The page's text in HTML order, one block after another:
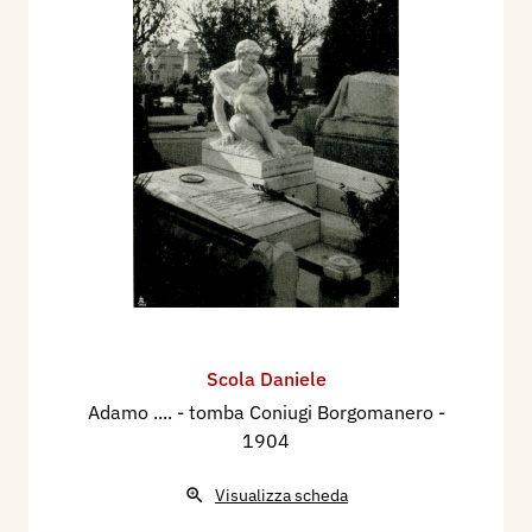
nel 1904 la statua in marmo di Carrara “Adamo -
sol per mia colpa qui la morte impera”, per la
tomba Coniugi Borgomanero. Nel 1906 esegue il
monumento dedicato al defunto Luigi Brusotti,
industriale della lavorazione del vetro. La statua
in bronzo che trovasi sdraiata sul pavimento in
granito di Biella e appoggiata alla cimasa in
pietra serpentino, rappresenta "Il dolore
dell'operaio per la morte del Principale, sulla cui
tomba depone il ramo d'olivo, simbolo di pace",
Partecipa dal 18 settembre al 6 novembre 1910,
all’Esposizione Nazionale di Belle Arti di Milano,
con la statua in gesso: Nuda.
Biumo Inferiore, Varese, raffigura Giuseppe
Scola Daniele
Adamo .... - tomba Coniugi Borgomanero -
1904
Visualizza scheda